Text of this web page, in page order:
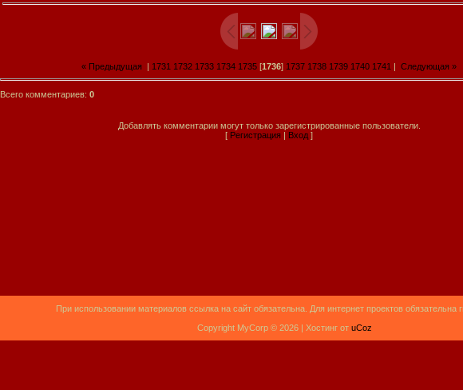
« Предыдущая 1731 1732 1733 1734 1735 [1736] 1737 1738 1739 1740 1741 Следующая »
Всего комментариев: 0
Добавлять комментарии могут только зарегистрированные пользователи.
[ Регистрация | Вход ]
При использовании материалов ссылка на сайт обязательна. Для интернет проектов обязательна
Copyright MyCorp © 2026 | Хостинг от uCoz